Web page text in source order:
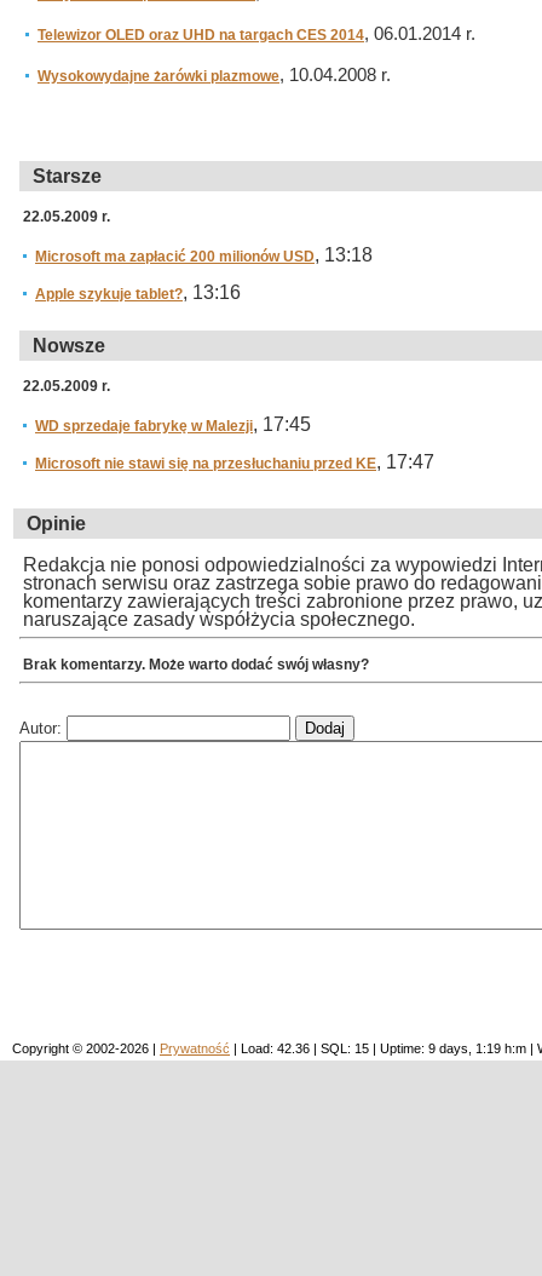
Telewizor OLED oraz UHD na targach CES 2014, 06.01.2014 r.
Wysokowydajne żarówki plazmowe, 10.04.2008 r.
Starsze
22.05.2009 r.
Microsoft ma zapłacić 200 milionów USD, 13:18
Apple szykuje tablet?, 13:16
Nowsze
22.05.2009 r.
WD sprzedaje fabrykę w Malezji, 17:45
Microsoft nie stawi się na przesłuchaniu przed KE, 17:47
Opinie
Redakcja nie ponosi odpowiedzialności za wypowiedzi
stronach serwisu oraz zastrzega sobie prawo do
komentarzy zawierających treści zabronione przez prawo,
naruszające zasady współżycia społecznego.
Brak komentarzy. Może warto dodać swój własny?
Autor:
Copyright © 2002-2026 | Prywatność | Load: 42.36 | SQL: 15 | Uptime: 9 days, 1:19 h:m